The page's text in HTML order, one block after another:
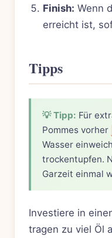
Finish: Wenn
erreicht ist,
Tipps
💡 Tipp: Für
Pommes vorher
Wasser
trockentupfen.
Garzeit einmal
Investiere in
tragen zu viel Öl